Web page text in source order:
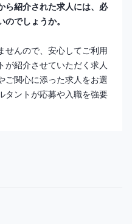
ら紹介された求人には、必
でしょうか。
せんので、安心してご利用
が紹介させていただく求人
ご関心に添った求人をお選
タントが応募や入職を強要